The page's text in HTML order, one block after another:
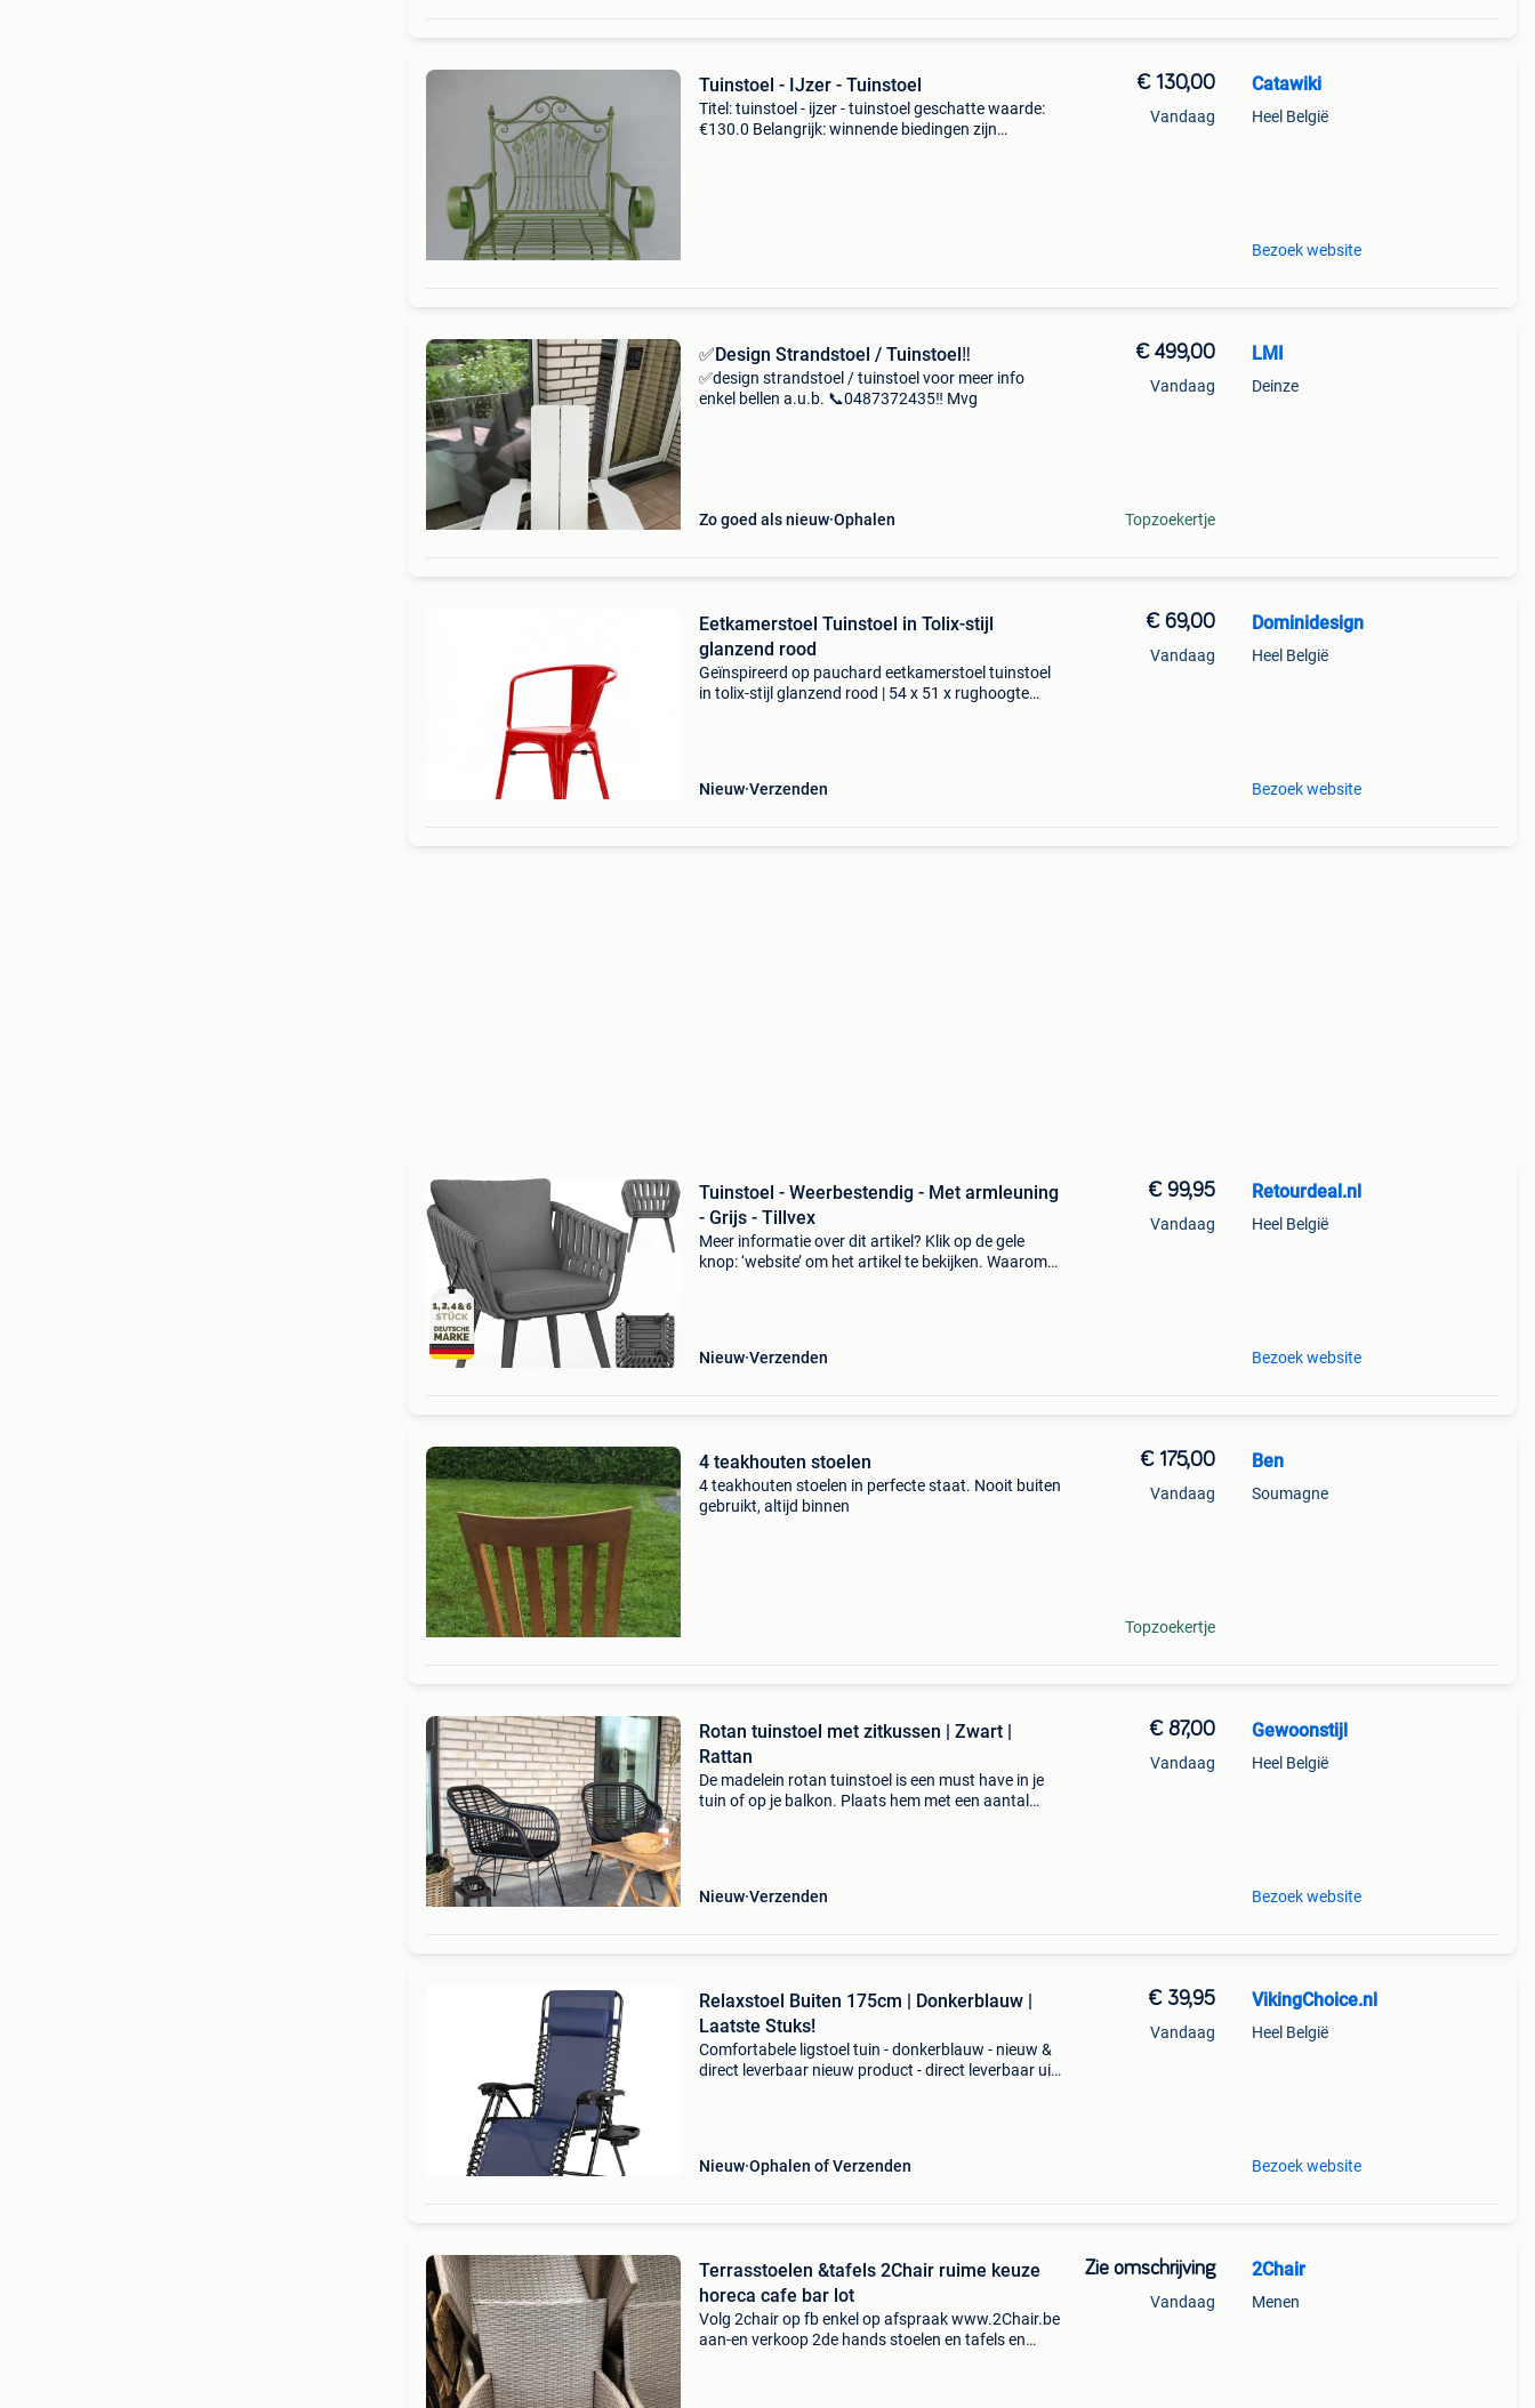
Tuinstoel - IJzer - Tuinstoel
Titel: tuinstoel - ijzer - tuinstoel geschatte waarde:
€130.0 Belangrijk: winnende biedingen zijn
€ 130,00
Vandaag
Catawiki
Heel België
Bezoek website
✅Design Strandstoel / Tuinstoel‼️
✅design strandstoel / tuinstoel voor meer info
enkel bellen a.u.b. 📞0487372435‼️ Mvg
Zo goed als nieuw Ophalen
€ 499,00
Vandaag
Topzoekertje
LMI
Deinze
Eetkamerstoel Tuinstoel in Tolix-stijl
glanzend rood
Geïnspireerd op pauchard eetkamerstoel tuinstoel
in tolix-stijl glanzend rood | 54 x 51 x rughoogte
Nieuw Verzenden
€ 69,00
Vandaag
Dominidesign
Heel België
Bezoek website
Tuinstoel - Weerbestendig - Met armleuning
- Grijs - Tillvex
Meer informatie over dit artikel? Klik op de gele
knop: ‘website’ om het artikel te bekijken. Waarom
Nieuw Verzenden
€ 99,95
Vandaag
Retourdeal.nl
Heel België
Bezoek website
4 teakhouten stoelen
4 teakhouten stoelen in perfecte staat. Nooit buiten
gebruikt, altijd binnen
€ 175,00
Vandaag
Topzoekertje
Ben
Soumagne
Rotan tuinstoel met zitkussen | Zwart |
Rattan
De madelein rotan tuinstoel is een must have in je
tuin of op je balkon. Plaats hem met een aantal
Nieuw Verzenden
€ 87,00
Vandaag
Gewoonstijl
Heel België
Bezoek website
Relaxstoel Buiten 175cm | Donkerblauw |
Laatste Stuks!
Comfortabele ligstoel tuin - donkerblauw - nieuw &
direct leverbaar nieuw product - direct leverbaar uit
Nieuw Ophalen of Verzenden
€ 39,95
Vandaag
VikingChoice.nl
Heel België
Bezoek website
Terrasstoelen &tafels 2Chair ruime keuze
horeca cafe bar lot
Volg 2chair op fb enkel op afspraak www.2Chair.be
aan-en verkoop 2de hands stoelen en tafels en
Zie omschrijving
Vandaag
2Chair
Menen